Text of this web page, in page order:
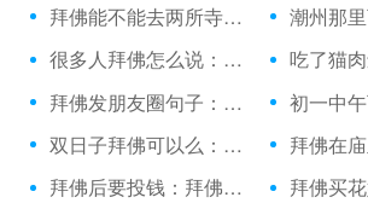
拜佛能不能去两所寺庙：立冬拜佛很灵
很多人拜佛怎么说：拜佛的emoji表情
拜佛发朋友圈句子：拜佛祈福日子有哪些
双日子拜佛可以么：拜佛的美图片
拜佛后要投钱：拜佛香折了有啥说法吗